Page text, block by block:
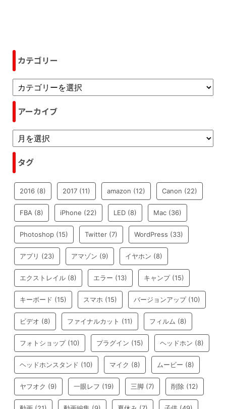
カテゴリー
アーカイブ
タグ
2016 (8) 2017 (11) amazon (12) Canon (22)
FBA (8) iPhone (22) LED (8) Mac (36)
Photoshop (15) Twitter (7) WordPress (33)
アプリ (23) アマゾン (9) イヤホン (8)
エクストレイル (8) エラー (13) キャンプ(15)
キーボード (15) スマホ (15) バージョンアップ(10)
ビデオ (8) ファイナルカット (11) フィルム (8)
フォトショップ(10) プラグイン (15) ヘッドホン (8)
ヘッドホンスタンド (10) マイク (8) ムービー (8)
ヤフオク (9) 一眼レフ (19) 三脚 (7) 削除 (12)